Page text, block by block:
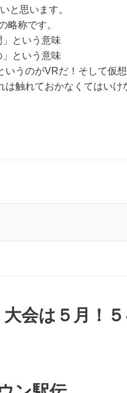
と思います。
略称です。
という意味
という意味
うのがVRだ！そして仮
触れておかなくてはいけ
会は５月！